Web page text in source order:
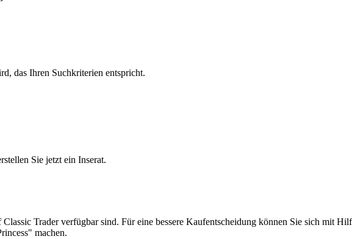
das Ihren Suchkriterien entspricht.
Sie jetzt ein Inserat.
Trader verfügbar sind. Für eine bessere Kaufentscheidung können Sie sich mit
machen.